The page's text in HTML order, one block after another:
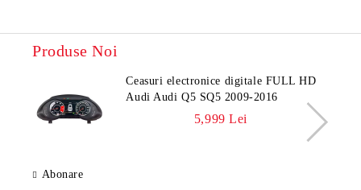
Produse Noi
Ceasuri electronice digitale FULL HD
Audi Audi Q5 SQ5 2009-2016
5,999 Lei
Abonare